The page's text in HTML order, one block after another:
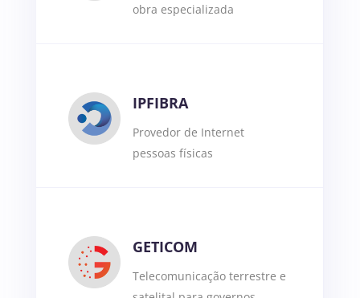
obra especializada
IPFIBRA
Provedor de Internet
pessoas físicas
GETICOM
Telecomunicação terrestre e